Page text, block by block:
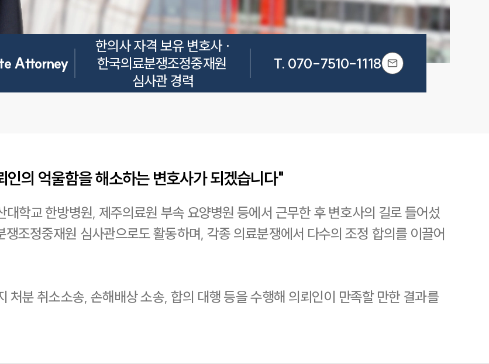
Attorney
한의사 자격 보유 변호사 ·
한국의료분쟁조정중재원
심사관 경력
T. 070-7510-1118
의 억울함을 해소하는 변호사가 되겠습니다"
학교 한방병원, 제주의료원 부속 요양병원 등에서 근무한 후 변호사의 길로 들어섰
조정중재원 심사관으로도 활동하며, 각종 의료분쟁에서 다수의 조정 합의를 이끌어
처분 취소소송, 손해배상 소송, 합의 대행 등을 수행해 의뢰인이 만족할 만한 결과를